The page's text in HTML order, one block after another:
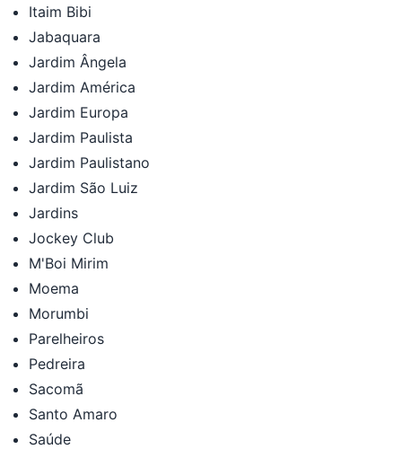
Itaim Bibi
Jabaquara
Jardim Ângela
Jardim América
Jardim Europa
Jardim Paulista
Jardim Paulistano
Jardim São Luiz
Jardins
Jockey Club
M'Boi Mirim
Moema
Morumbi
Parelheiros
Pedreira
Sacomã
Santo Amaro
Saúde